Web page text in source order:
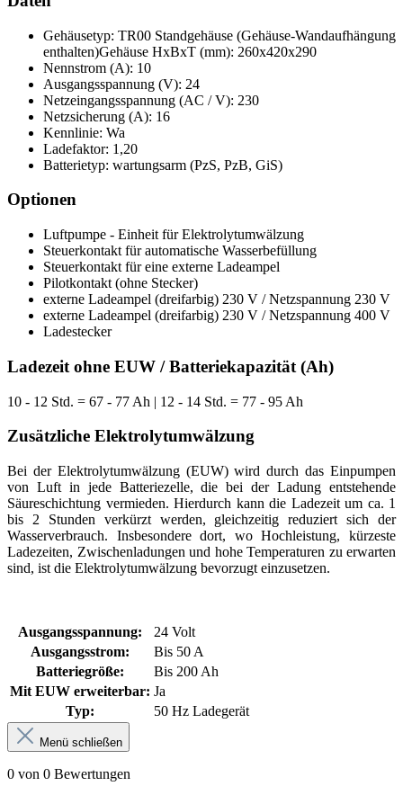
Gehäusetyp: TR00 Standgehäuse (Gehäuse-Wandaufhängung
enthalten)Gehäuse HxBxT (mm): 260x420x290
Nennstrom (A): 10
Ausgangsspannung (V): 24
Netzeingangsspannung (AC / V): 230
Netzsicherung (A): 16
Kennlinie: Wa
Ladefaktor: 1,20
Batterietyp: wartungsarm (PzS, PzB, GiS)
Optionen
Luftpumpe - Einheit für Elektrolytumwälzung
Steuerkontakt für automatische Wasserbefüllung
Steuerkontakt für eine externe Ladeampel
Pilotkontakt (ohne Stecker)
externe Ladeampel (dreifarbig) 230 V / Netzspannung 230 V
externe Ladeampel (dreifarbig) 230 V / Netzspannung 400 V
Ladestecker
Ladezeit ohne EUW / Batteriekapazität (Ah)
10 - 12 Std. = 67 - 77 Ah | 12 - 14 Std. = 77 - 95 Ah
Zusätzliche Elektrolytumwälzung
Bei der Elektrolytumwälzung (EUW) wird durch das Einpumpen
von Luft in jede Batteriezelle, die bei der Ladung entstehende
Säureschichtung vermieden. Hierdurch kann die Ladezeit um ca. 1
bis 2 Stunden verkürzt werden, gleichzeitig reduziert sich der
Wasserverbrauch. Insbesondere dort, wo Hochleistung, kürzeste
Ladezeiten, Zwischenladungen und hohe Temperaturen zu erwarten
sind, ist die Elektrolytumwälzung bevorzugt einzusetzen.
Ausgangsspannung:
24 Volt
Ausgangsstrom:
Bis 50 A
Batteriegröße:
Bis 200 Ah
Mit EUW erweiterbar: Ja
Typ:
50 Hz Ladegerät
Menü schließen
0 von 0 Bewertungen